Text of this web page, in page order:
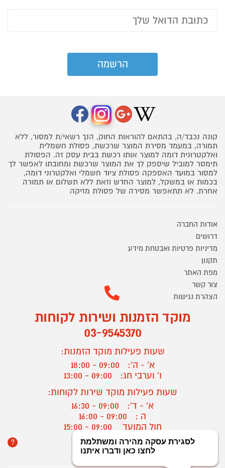
קונה נכבד/ה, בהתאם להוראות החוק, הנך רשאי/ת למסור, ללא
תמורה, במעמד מסירת המוצר שרכשת, פסולת חשמלית
ואלקטרונית דומה למוצר אותו רכשת בבית עסק זה. הפסולת
תימסר למוביל שיספק לך את המוצר שרכשת ומחובתו לאפשר לך
למסור במועד האספקה פסולת ציוד חשמלי ואלקטרוני דומה,
בכמות או במשקל, למוצר החדש וזאת ללא תשלום או תמורה
אחרת. לא תתאפשר מסירה של פסולת מזיקה
אודות החברה
דרושים
מדיניות פרטיות ואבטחת מידע
תקנון
מפת האתר
צור קשר
הצהרת נגישות
מוקד הזמנות ושירות לקוחות
03-9545370
שעות פעילות מוקד הזמנות:
א' - ה':
09:00 - 18:00
ו' וערבי חג:
09:00 - 13:00
שעות פעילות מוקד שירות לקוחות:
א' - ד':
09:00 - 16:30
ה :
09:00 - 16:00
חול המועד
? יצירת קשר/ביטול הזמנה